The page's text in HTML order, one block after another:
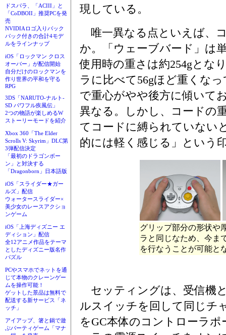
ドスパラ、「ACIII」と
「CoDBOII」推奨PCを発
売
NVIDIAロゴ入りバック
パック付きの合計4モデ
ルをラインナップ
iOS「ロックマン クロス
オーバー」が配信開始
自分だけのロックマンを
作り世界の平和を守る
RPG
3DS「NARUTO-ナルト-
SD パワフル疾風伝」
2つの物語が楽しめるW
ストーリーモードを紹介
Xbox 360「The Elder
Scrolls V: Skyrim」DLC第
3弾配信決定
「最初のドラゴンボー
ン」と対決する
「Dragonborn」日本語版
iOS「スライダー★ガー
ルズ」配信
ウォータースライダー×
美少女のレースアクショ
ンゲーム
iOS「上海ディズニー エ
ディション」配信
全12アニメ作品をテーマ
としたディズニー版名作
パズル
PCやスマホでネットを通
じて本物のクレーンゲー
ムを操作可能！
ゲットした景品は無料で
配送する新サービス「ネ
ッチ」
アイアップ、箸と鍋で遊
ぶパーティゲーム「マナ
現している。
唯一異なる点といえば、
か。「ウェーブバード」は
使用時の重さは約254gとな
ラに比べて56gほど重くな
で重心がやや後方に傾いて
異なる。しかし、コードの
てコードに縛られていない
的には軽く感じる」という
グリップ部分の形状や
ラと同じなため、今ま
を行なうことが可能と
セッティングは、受信機
ルスイッチを回して同じチ
をGC本体のコントローラ